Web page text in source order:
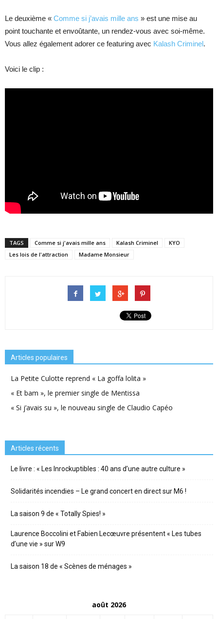
Le deuxième « Comme si j’avais mille ans » est une mise au
point touchante et envoûtante, un rendez-vous avec soi-même.
Vous allez également adorer ce featuring avec Kalash Criminel.
Voici le clip :
TAGS Comme si j'avais mille ans Kalash Criminel
KYO
Les lois de l'attraction
Madame Monsieur
Articles populaires
La Petite Culotte reprend « La goffa lolita »
« Et bam », le premier single de Mentissa
« Si j’avais su », le nouveau single de Claudio Capéo
Articles récents
Le livre : « Les Inrockuptibles : 40 ans d’une autre culture »
Solidarités incendies – Le grand concert en direct sur M6 !
La saison 9 de « Totally Spies! »
Laurence Boccolini et Fabien Lecœuvre présentent « Les tubes
d’une vie » sur W9
La saison 18 de « Scènes de ménages »
août 2026